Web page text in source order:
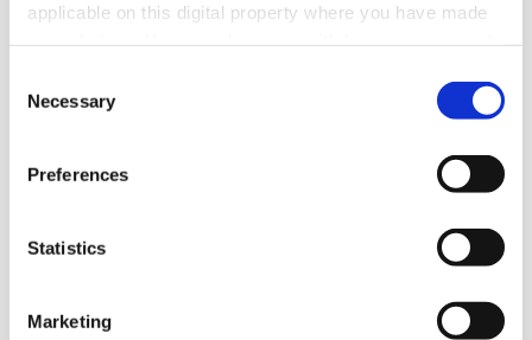
applicable on this digital property where you have made
the Privacy trigger icon.
Find out more about how your personal data is processed
and set your preferences in the
We use cookies to personalise content and ads, to
provide social media features and to analyse our traffic.
our social media, advertising and analytics partners who
Selection
Necessary
Preferences
Statistics
Marketing
Affärer Pr
under sitt senaste räkenskapsår.